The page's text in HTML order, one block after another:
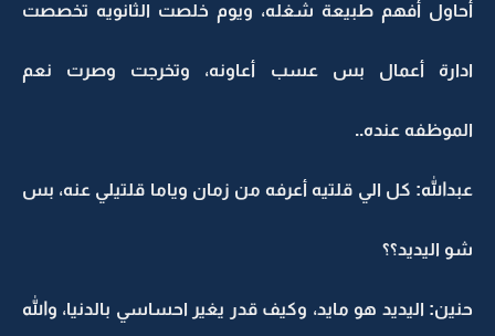
أحاول أفهم طبيعة شغله، ويوم خلصت الثانويه تخصصت
ادارة أعمال بس عسب أعاونه، وتخرجت وصرت نعم
الموظفه عنده..
عبدالله: كل الي قلتيه أعرفه من زمان وياما قلتيلي عنه، بس
شو اليديد؟؟
حنين: اليديد هو مايد، وكيف قدر يغير احساسي بالدنيا، والله